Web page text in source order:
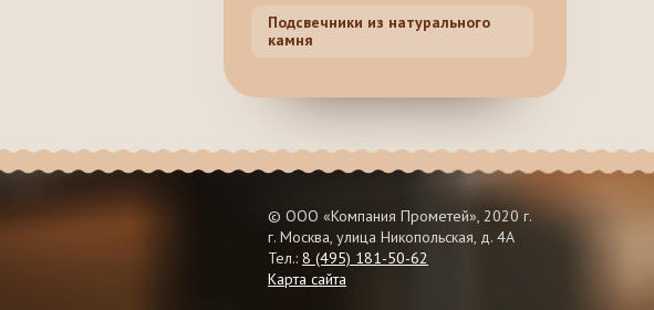
Подсвечники из натурального
камня
© ООО «Компания Прометей», 2020 г.
г. Москва, улица Никопольская, д. 4А
Тел.: 8 (495) 181-50-62
Карта сайта